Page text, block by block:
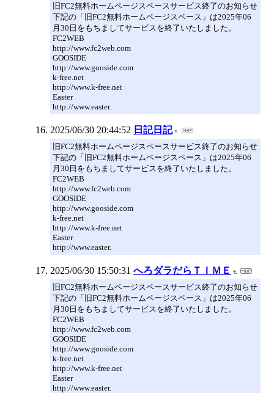
旧FC2無料ホームページスペースサービス終了のお知らせ
下記の「旧FC2無料ホームページスペース」は2025年06
月30日をもちましてサービスを終了いたしました。
FC2WEB
http://www.fc2web.com
GOOSIDE
http://www.gooside.com
k-free.net
http://www.k-free.net
Easter
http://www.easter.
2025/06/30 20:44:52 日記日記
旧FC2無料ホームページスペースサービス終了のお知らせ
下記の「旧FC2無料ホームページスペース」は2025年06
月30日をもちましてサービスを終了いたしました。
FC2WEB
http://www.fc2web.com
GOOSIDE
http://www.gooside.com
k-free.net
http://www.k-free.net
Easter
http://www.easter.
2025/06/30 15:50:31 へろダラだらＴＩＭＥ
旧FC2無料ホームページスペースサービス終了のお知らせ
下記の「旧FC2無料ホームページスペース」は2025年06
月30日をもちましてサービスを終了いたしました。
FC2WEB
http://www.fc2web.com
GOOSIDE
http://www.gooside.com
k-free.net
http://www.k-free.net
Easter
http://www.easter.